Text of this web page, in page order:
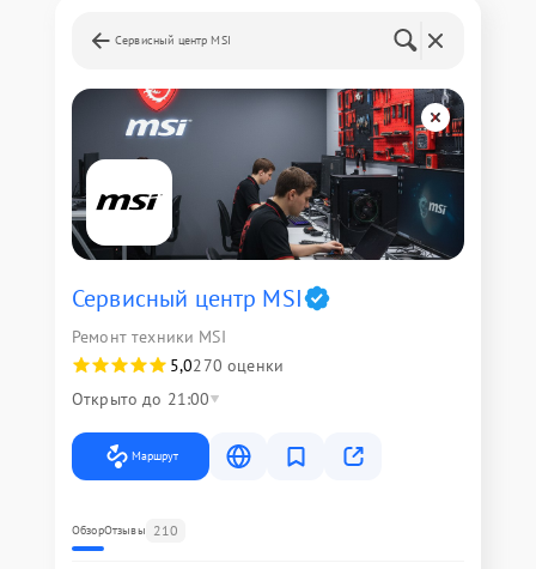
Сервисный центр MSI
Сервисный центр MSI
Ремонт техники MSI
5,0270 оценки
Открыто до 21:00
Маршрут
ОбзорОтзывы 210